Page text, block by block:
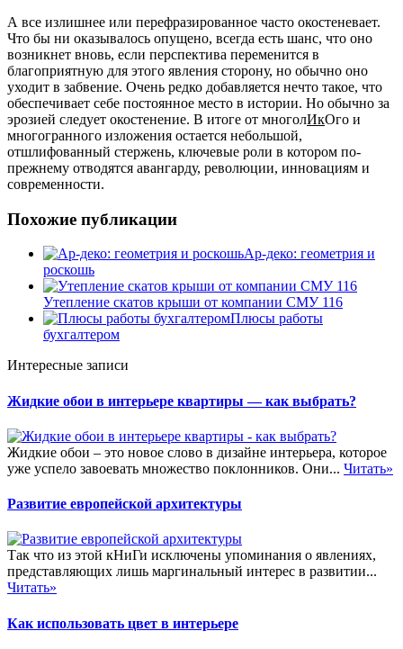
А все излишнее или перефразированное часто окостеневает.
Что бы ни оказывалось опущено, всегда есть шанс, что оно
возникнет вновь, если перспектива переменится в
благоприятную для этого явления сторону, но обычно оно
уходит в забвение. Очень редко добавляется нечто такое, что
обеспечивает себе постоянное место в истории. Но обычно за
эрозией следует окостенение. В итоге от многолИкОго и
многогранного изложения остается небольшой,
отшлифованный стержень, ключевые роли в котором по-
прежнему отводятся авангарду, революции, инновациям и
современности.
Похожие публикации
Ар-деко: геометрия и
роскошь
Утепление скатов крыши от компании СМУ 116
Плюсы работы
бухгалтером
Интересные записи
Жидкие обои в интерьере квартиры — как выбрать?
Жидкие обои – это новое слово в дизайне интерьера, которое
уже успело завоевать множество поклонников. Они... Читать»
Развитие европейской архитектуры
Так что из этой кНиГи исключены упоминания о явлениях,
представляющих лишь маргинальный интерес в развитии...
Читать»
Как использовать цвет в интерьере